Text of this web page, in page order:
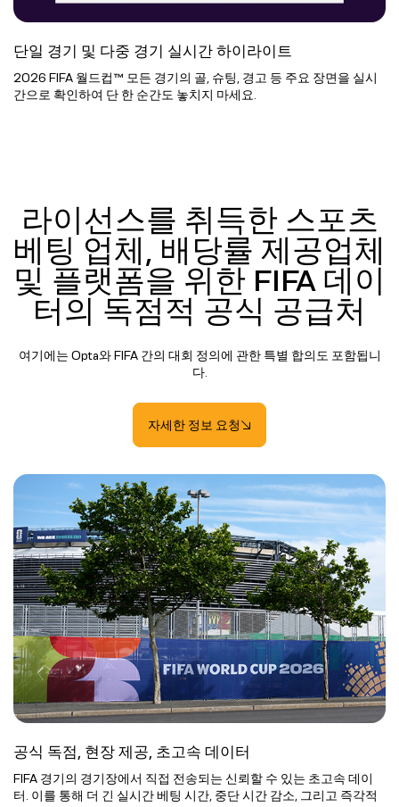
단일 경기 및 다중 경기 실시간 하이라이트
2026 FIFA 월드컵™ 모든 경기의 골, 슈팅, 경고 등 주요 장면을 실시
간으로 확인하여 단 한 순간도 놓치지 마세요.
라이선스를 취득한 스포츠
베팅 업체, 배당률 제공업체
및 플랫폼을 위한 FIFA 데이
터의 독점적 공식 공급처
여기에는 Opta와 FIFA 간의 대회 정의에 관한 특별 합의도 포함됩니
다.
자세한 정보 요청
공식 독점, 현장 제공, 초고속 데이터
FIFA 경기의 경기장에서 직접 전송되는 신뢰할 수 있는 초고속 데이
터. 이를 통해 더 긴 실시간 베팅 시간, 중단 시간 감소, 그리고 즉각적